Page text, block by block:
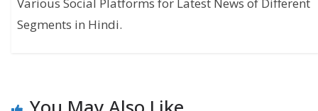
Various Social Platforms for Latest News of Different
Segments in Hindi.